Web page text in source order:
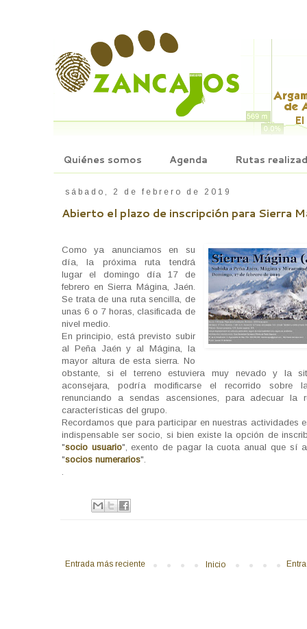
Quiénes somos Agenda Rutas
sábado, 2 de febrero de 2019
Abierto el plazo de inscripción para Sierra
Como ya anunciamos en su
día, la próxima ruta tendrá
lugar el domingo día 17 de
febrero en Sierra Mágina, Jaén.
Se trata de una ruta sencilla, de
unas 6 o 7 horas, clasificada de
nivel medio.
En principio, está previsto subir
al Peña Jaén y al Mágina, la
mayor altura de esta sierra. No
obstante, si el terreno estuviera muy nevado y la
aconsejara, podría modificarse el recorrido sobre
renunciando a sendas ascensiones, para adecuar la
características del grupo.
Recordamos que para participar en nuestras actividades
indispensable ser socio, si bien existe la opción de
"socio usuario", exento de pagar la cuota anual que sí
"socios numerarios".
Entrada más reciente Inicio